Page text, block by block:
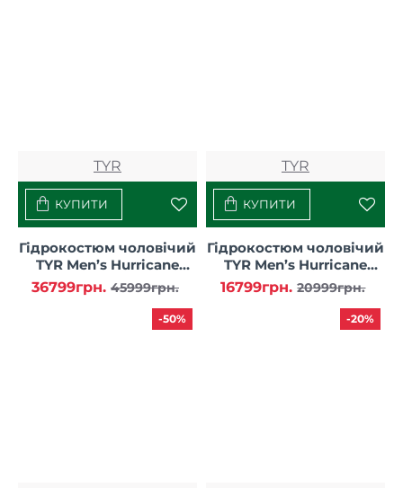
TYR
Гідрокостюм чоловічий
TYR Men’s Hurricane
Wetsuit Cat 5, Silver/Red
36799грн. 45999грн.
КУПИТИ
TYR
Гідрокостюм чоловічий
TYR Men’s Hurricane
Wetsuit Cat 1
16799грн. 20999грн.
КУПИТИ
-50% -20%